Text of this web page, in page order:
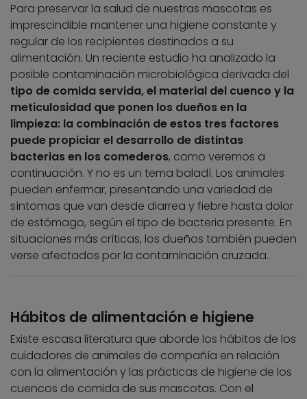
Para preservar la salud de nuestras mascotas es
imprescindible mantener una higiene constante y
regular de los recipientes destinados a su
alimentación. Un reciente estudio ha analizado la
posible contaminación microbiológica derivada del
tipo de comida servida, el material del cuenco y la
meticulosidad que ponen los dueños en la
limpieza: la combinación de estos tres factores
puede propiciar el desarrollo de distintas
bacterias en los comederos, como veremos a
continuación. Y no es un tema baladí. Los animales
pueden enfermar, presentando una variedad de
síntomas que van desde diarrea y fiebre hasta dolor
de estómago, según el tipo de bacteria presente. En
situaciones más críticas, los dueños también pueden
verse afectados por la contaminación cruzada.
Hábitos de alimentación e higiene
Existe escasa literatura que aborde los hábitos de los
cuidadores de animales de compañía en relación
con la alimentación y las prácticas de higiene de los
cuencos de comida de sus mascotas. Con el